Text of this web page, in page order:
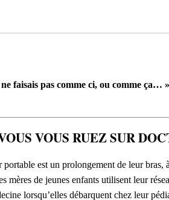
faisais pas comme ci, ou comme ça…
VOUS RUEZ SUR
est un prolongement de leur
mères de jeunes enfants utilisent leur
lorsqu’elles débarquent chez leur